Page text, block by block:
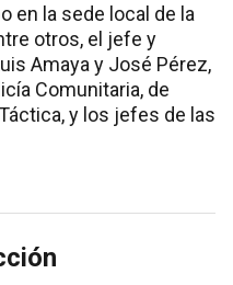
en la sede local de la
otros, el jefe y
Amaya y José Pérez,
Comunitaria, de
y los jefes de las